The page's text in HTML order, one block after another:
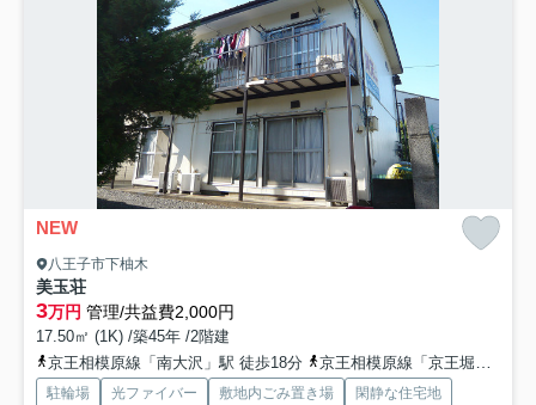
NEW
八王子市下柚木
美玉荘
3万円 管理/共益費2,000円
17.50㎡ (1K) /築45年 /2階建
京王相模原線「南大沢」駅 徒歩18分
京王相模原線「京王堀之内」駅 徒歩30分
駐輪場 光ファイバー 敷地内ごみ置き場
閑静な住宅地